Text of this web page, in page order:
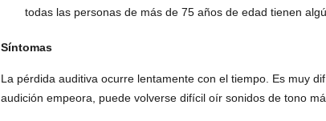
todas las personas de más de 75 años de edad tienen
Síntomas
La pérdida auditiva ocurre lentamente con el tiempo. Es muy
audición empeora, puede volverse difícil oír sonidos de tono